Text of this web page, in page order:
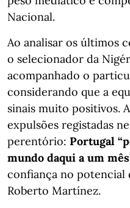
Nacional.
Ao analisar os últimos
o selecionador da
acompanhado o
considerando que a
sinais muito positivos.
expulsões registadas
perentório: Portugal
mundo daqui a um
confiança no potencial
Roberto Martínez.